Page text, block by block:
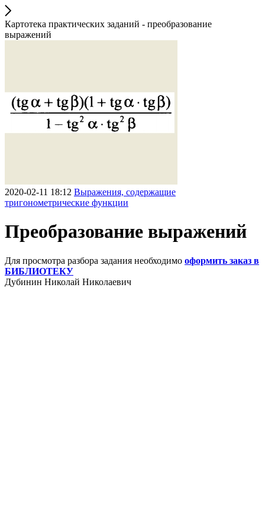
Картотека практических заданий - преобразование
выражений
2020-02-11 18:12 Выражения, содержащие
тригонометрические функции
Преобразование выражений
Для просмотра разбора задания необходимо оформить заказ в
БИБЛИОТЕКУ
Дубинин Николай Николаевич